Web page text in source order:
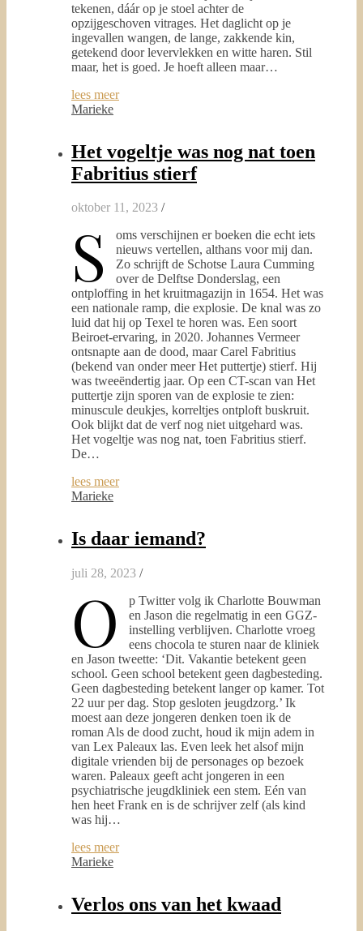
tekenen, dáár op je stoel achter de
opzijgeschoven vitrages. Het daglicht op je
ingevallen wangen, de lange, zakkende kin,
getekend door levervlekken en witte haren. Stil
maar, het is goed. Je hoeft alleen maar…
lees meer
Marieke
Het vogeltje was nog nat toen
Fabritius stierf
oktober 11, 2023 /
S
oms verschijnen er boeken die echt iets
nieuws vertellen, althans voor mij dan.
Zo schrijft de Schotse Laura Cumming
over de Delftse Donderslag, een
ontploffing in het kruitmagazijn in 1654. Het was
een nationale ramp, die explosie. De knal was zo
luid dat hij op Texel te horen was. Een soort
Beiroet-ervaring, in 2020. Johannes Vermeer
ontsnapte aan de dood, maar Carel Fabritius
(bekend van onder meer Het puttertje) stierf. Hij
was tweeëndertig jaar. Op een CT-scan van Het
puttertje zijn sporen van de explosie te zien:
minuscule deukjes, korreltjes ontploft buskruit.
Ook blijkt dat de verf nog niet uitgehard was.
Het vogeltje was nog nat, toen Fabritius stierf.
De…
lees meer
Marieke
Is daar iemand?
juli 28, 2023 /
O
p Twitter volg ik Charlotte Bouwman
en Jason die regelmatig in een GGZ-
instelling verblijven. Charlotte vroeg
eens chocola te sturen naar de kliniek
en Jason tweette: ‘Dit. Vakantie betekent geen
school. Geen school betekent geen dagbesteding.
Geen dagbesteding betekent langer op kamer. Tot
22 uur per dag. Stop gesloten jeugdzorg.’ Ik
moest aan deze jongeren denken toen ik de
roman Als de dood zucht, houd ik mijn adem in
van Lex Paleaux las. Even leek het alsof mijn
digitale vrienden bij de personages op bezoek
waren. Paleaux geeft acht jongeren in een
psychiatrische jeugdkliniek een stem. Eén van
hen heet Frank en is de schrijver zelf (als kind
was hij…
lees meer
Marieke
Verlos ons van het kwaad